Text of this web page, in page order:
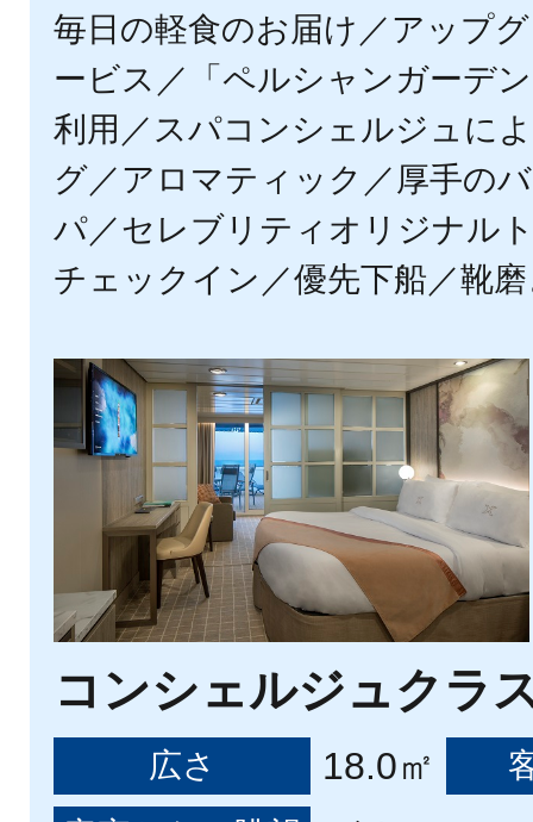
毎日の軽食のお届け／アップ
ービス／「ペルシャンガーデ
利用／スパコンシェルジュに
グ／アロマティック／厚手の
パ／セレブリティオリジナル
チェックイン／優先下船／靴
コンシェルジュクラ
広さ 18.0㎡